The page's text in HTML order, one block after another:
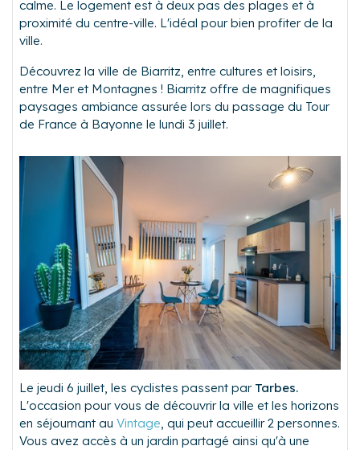
calme. Le logement est à deux pas des plages et à
proximité du centre-ville. L'idéal pour bien profiter de la
ville.
Découvrez la ville de Biarritz, entre cultures et loisirs,
entre Mer et Montagnes ! Biarritz offre de magnifiques
paysages ambiance assurée lors du passage du Tour
de France à Bayonne le lundi 3 juillet.
Le jeudi 6 juillet, les cyclistes passent par Tarbes.
L'occasion pour vous de découvrir la ville et les horizons
en séjournant au Vintage, qui peut accueillir 2 personnes.
Vous avez accès à un jardin partagé ainsi qu'à une